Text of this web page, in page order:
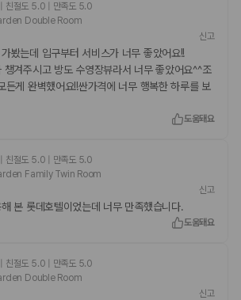
가능
친절도 5.0 | 만족도 5.0
Double Room
신고
봤는데 입구부터 서비스가 너무 좋았어요!!
챙겨주시고 방도 수영장뷰라서 너무 좋았어요^^조
든게 완벽했어요!!싼가격에 너무 행복한 하루를 보
도움돼요
친절도 5.0 | 만족도 5.0
Family Twin Room
신고
본 롯데호텔이었는데 너무 만족했습니다.
도움돼요
친절도 5.0 | 만족도 5.0
Double Room
신고